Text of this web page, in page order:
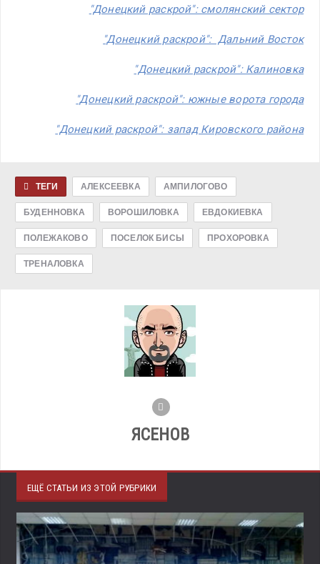
"Донецкий раскрой": смолянский сектор
"Донецкий раскрой": Дальний Восток
"Донецкий раскрой": Калиновка
"Донецкий раскрой": южные ворота города
"Донецкий раскрой": запад Кировского района
ТЕГИ АЛЕКСЕЕВКА АМПИЛОГОВО
БУДЕННОВКА ВОРОШИЛОВКА ЕВДОКИЕВКА
ПОЛЕЖАКОВО ПОСЕЛОК БИСЫ ПРОХОРОВКА
ТРЕНАЛОВКА
ЯСЕНОВ
ЕЩЁ СТАТЬИ ИЗ ЭТОЙ РУБРИКИ